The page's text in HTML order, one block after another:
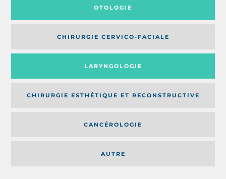
OTOLOGIE
CHIRURGIE CERVICO-FACIALE
AUTRE
LARYNGOLOGIE
CHIRURGIE ESTHÉTIQUE ET RECONSTRUCTIVE
CANCÉROLOGIE